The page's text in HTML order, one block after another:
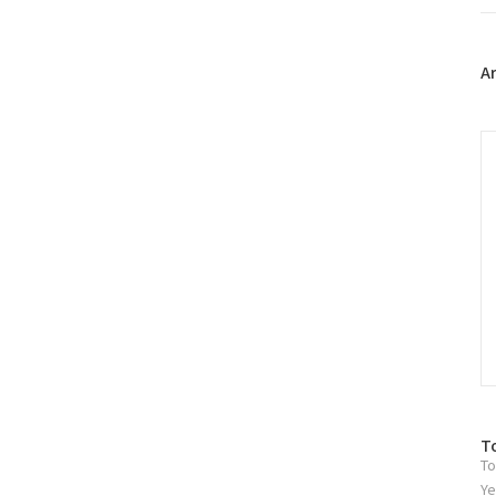
플
방
문
자